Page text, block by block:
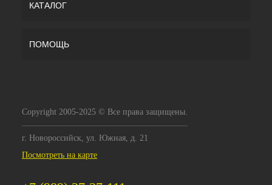
КАТАЛОГ
ПОМОЩЬ
Copyright 2005-2025 © Все права защищены.
г. Новороссийск, ул. Южная, д. 21
Посмотреть на карте